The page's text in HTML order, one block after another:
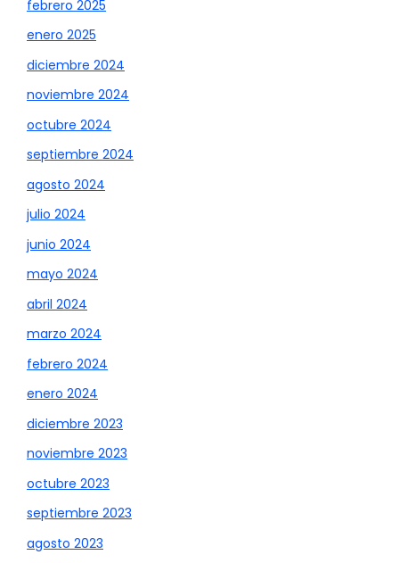
febrero 2025
enero 2025
diciembre 2024
noviembre 2024
octubre 2024
septiembre 2024
agosto 2024
julio 2024
junio 2024
mayo 2024
abril 2024
marzo 2024
febrero 2024
enero 2024
diciembre 2023
noviembre 2023
octubre 2023
septiembre 2023
agosto 2023